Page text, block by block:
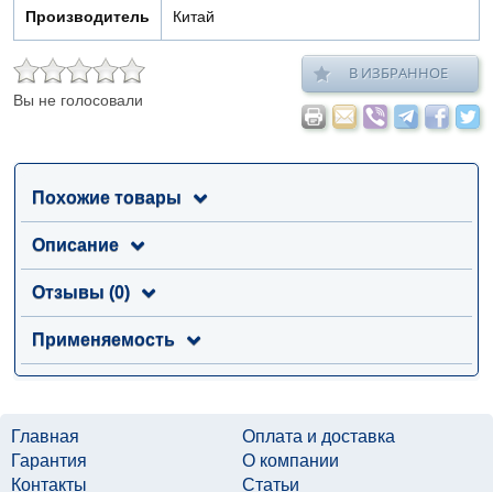
Производитель Китай
Вы не голосовали
В ИЗБРАННОЕ
Похожие товары
Описание
Отзывы (0)
Применяемость
Главная
Оплата и доставка
Гарантия
О компании
Контакты
Статьи